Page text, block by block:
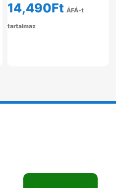
14,490Ft ÁFÁ-t
tartalmaz